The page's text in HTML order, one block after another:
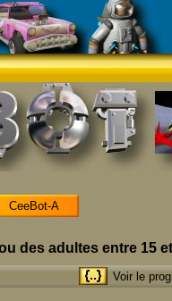
CeeBot-A
des adultes entre 15
Voir le